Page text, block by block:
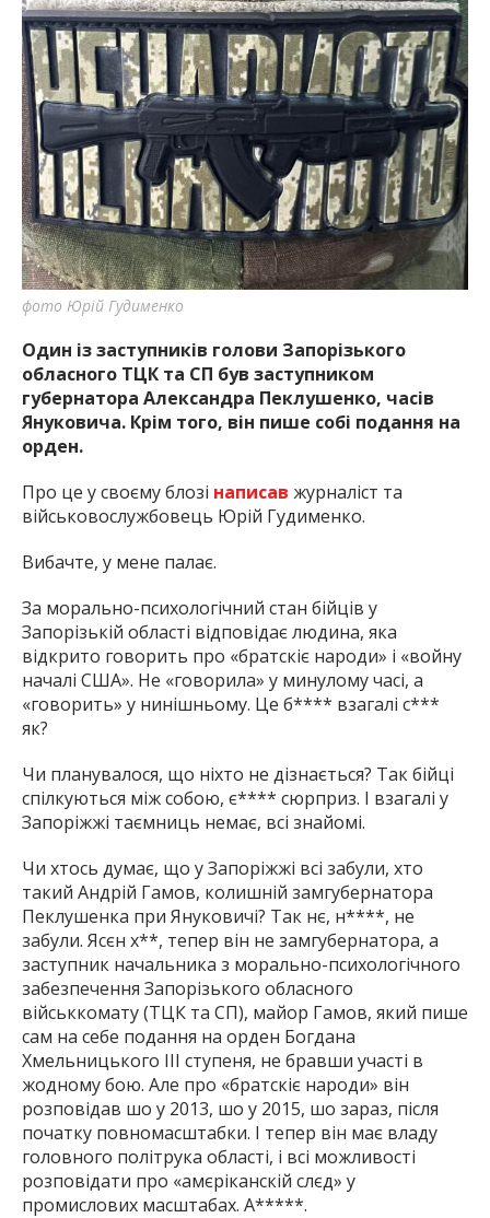
важную информацию о событиях
города Запорожья и области.
фото Юрій Гудименко
Один із заступників голови Запорізького
обласного ТЦК та СП був заступником
губернатора Александра Пеклушенко, часів
Януковича. Крім того, він пише собі подання на
орден.
Про це у своєму блозі написав журналіст та
військовослужбовець Юрій Гудименко.
Вибачте, у мене палає.
За морально-психологічний стан бійців у
Запорізькій області відповідає людина, яка
відкрито говорить про «братскіє народи» і «войну
началі США». Не «говорила» у минулому часі, а
«говорить» у нинішньому. Це б**** взагалі с***
як?
Чи планувалося, що ніхто не дізнається? Так бійці
спілкуються між собою, є**** сюрприз. І взагалі у
Запоріжжі таємниць немає, всі знайомі.
Чи хтось думає, що у Запоріжжі всі забули, хто
такий Андрій Гамов, колишній замгубернатора
Пеклушенка при Януковичі? Так нє, н****, не
забули. Ясєн х**, тепер він не замгубернатора, а
заступник начальника з морально-психологічного
забезпечення Запорізького обласного
військкомату (ТЦК та СП), майор Гамов, який пише
сам на себе подання на орден Богдана
Хмельницького ІІІ ступеня, не бравши участі в
жодному бою. Але про «братскіє народи» він
розповідав шо у 2013, шо у 2015, шо зараз, після
початку повномасштабки. І тепер він має владу
головного політрука області, і всі можливості
розповідати про «амєріканскій слєд» у
промислових масштабах. А*****.